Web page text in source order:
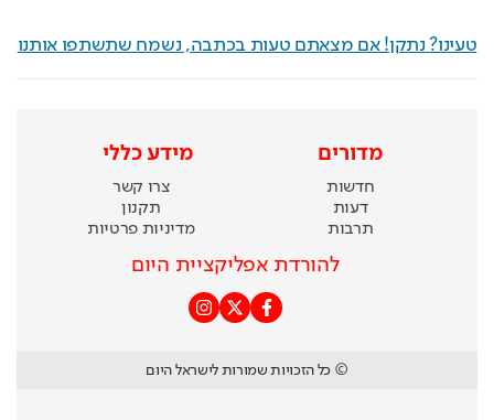
טעינו? נתקן! אם מצאתם טעות בכתבה, נשמח שתשתפו אותנו
מדורים
חדשות
דעות
תרבות
מידע כללי
צרו קשר
תקנון
מדיניות פרטיות
להורדת אפליקציית היום
© כל הזכויות שמורות לישראל היום